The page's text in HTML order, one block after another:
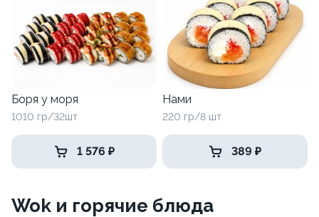
Боря у моря
1010 гр/32шт
1 576 ₽
Нами
220 гр/8 шт
389 ₽
Wok и горячие блюда